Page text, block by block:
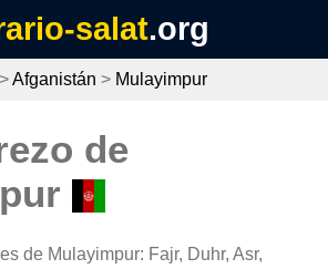
salat.org
>Afganistán > Mulayimpur
de
de Mulayimpur: Fajr, Duhr, Asr,